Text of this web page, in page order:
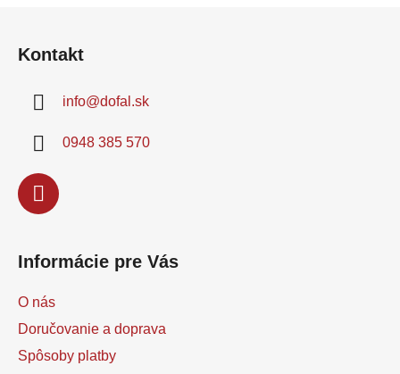
Kontakt
info@dofal.sk
0948 385 570
Informácie pre Vás
O nás
Doručovanie a doprava
Spôsoby platby